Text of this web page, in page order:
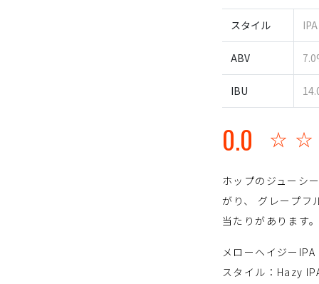
スタイル
ABV
IBU
0.0
ホップのジューシ
がり、 グレープフ
当たりがあります
メローヘイジーIPA
スタイル：Hazy